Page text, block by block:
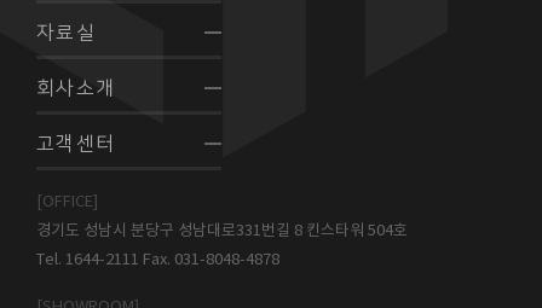
자료실
회사소개
고객센터
[OFFICE]
경기도 성남시 분당구 성남대로331번길 8 킨스타워 504호
Tel. 1644-2111 Fax. 031-8048-4878